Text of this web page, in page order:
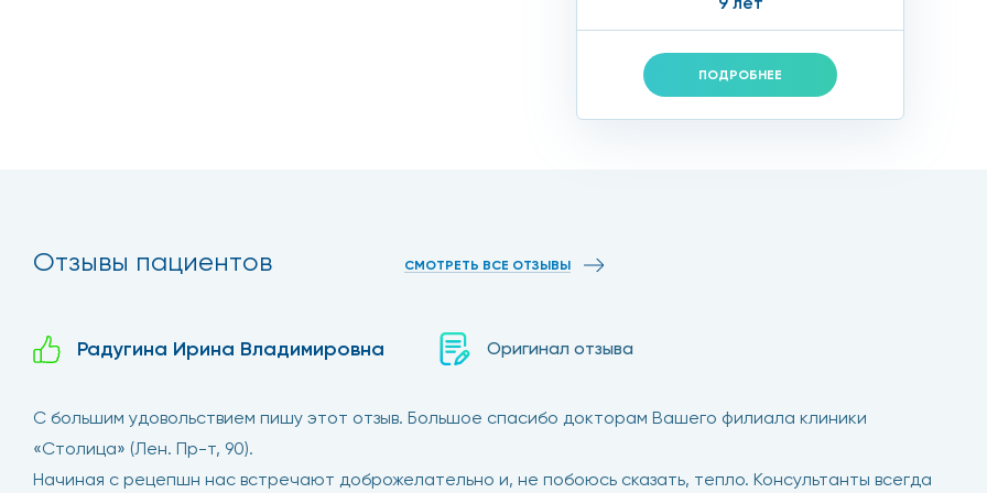
ПОДРОБНЕЕ
Отзывы пациентов СМОТРЕТЬ ВСЕ ОТЗЫВЫ
Радугина Ирина Владимировна Оригинал отзыва
С большим удовольствием пишу этот отзыв. Большое спасибо докторам Вашего филиала клиники
«Столица» (Лен. Пр-т, 90).
Начиная с рецепшн нас встречают доброжелательно и, не побоюсь сказать, тепло. Консультанты всегда